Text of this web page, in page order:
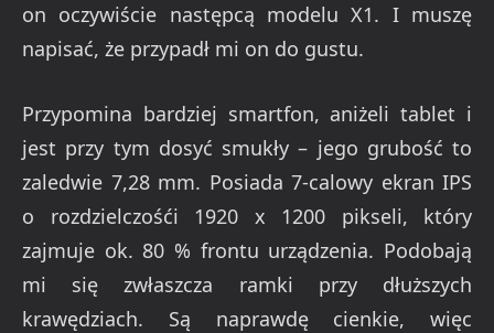
on oczywiście następcą modelu X1. I muszę
napisać, że przypadł mi on do gustu.
Przypomina bardziej smartfon, aniżeli tablet i
jest przy tym dosyć smukły – jego grubość to
zaledwie 7,28 mm. Posiada 7-calowy ekran IPS
o rozdzielczośći 1920 x 1200 pikseli, który
zajmuje ok. 80 % frontu urządzenia. Podobają
mi się zwłaszcza ramki przy dłuższych
krawędziach. Są naprawdę cienkie, więc